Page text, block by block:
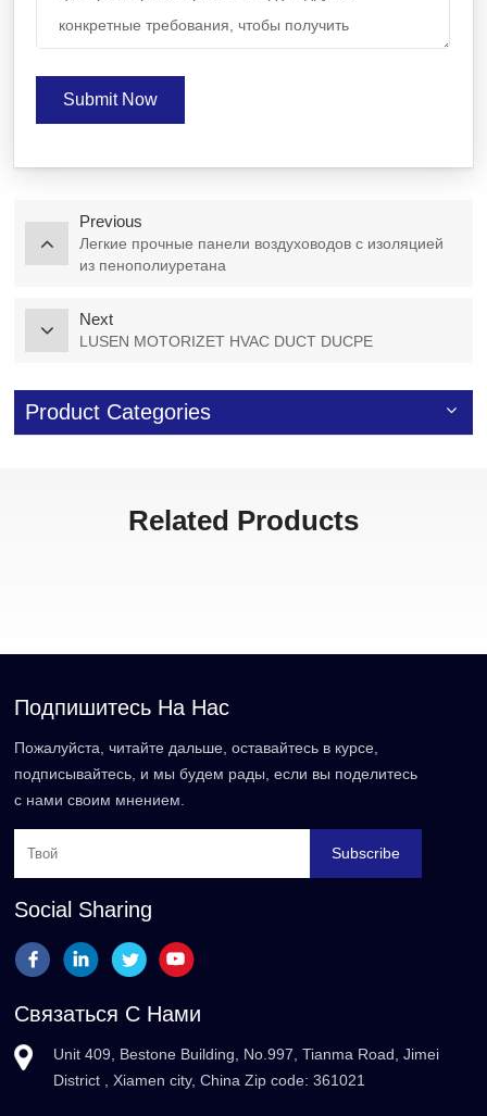
Submit Now
Previous
Легкие прочные панели воздуховодов с изоляцией
из пенополиуретана
Next
LUSEN MOTORIZET HVAC DUCT DUCPE
Product Categories
Related Products
Подпишитесь На Нас
Пожалуйста, читайте дальше, оставайтесь в курсе,
подписывайтесь, и мы будем рады, если вы поделитесь
с нами своим мнением.
Subscribe
Social Sharing
Связаться С Нами
Unit 409, Bestone Building, No.997, Tianma Road, Jimei
District , Xiamen city, China Zip code: 361021